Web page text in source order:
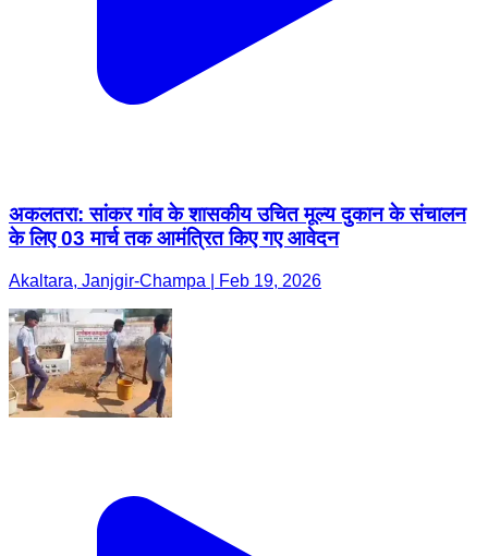
अकलतरा: सांकर गांव के शासकीय उचित मूल्य दुकान के संचालन
के लिए 03 मार्च तक आमंत्रित किए गए आवेदन
Akaltara, Janjgir-Champa | Feb 19, 2026